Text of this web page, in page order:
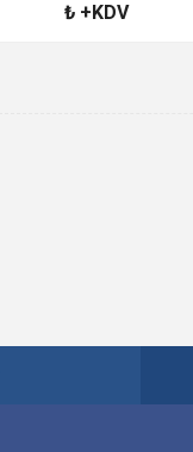
₺ +KDV